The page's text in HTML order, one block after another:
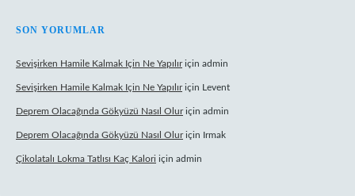
SON YORUMLAR
Sevişirken Hamile Kalmak Için Ne Yapılıriçin admin
Sevişirken Hamile Kalmak Için Ne Yapılıriçin Levent
Deprem Olacağında Gökyüzü Nasıl Oluriçin admin
Deprem Olacağında Gökyüzü Nasıl Oluriçin Irmak
Çikolatalı Lokma Tatlısı Kaç Kalori için admin